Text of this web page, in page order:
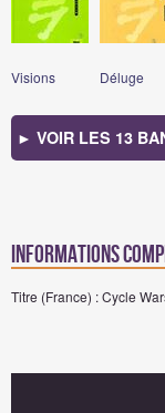
Visions Déluge
► VOIR LES 13
Informations
Titre (France) : Cycle